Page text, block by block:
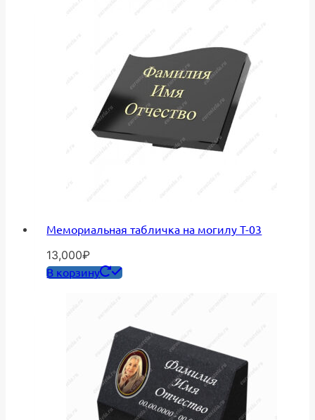
Мемориальная табличка на могилу Т-03
13,000₽
В корзину